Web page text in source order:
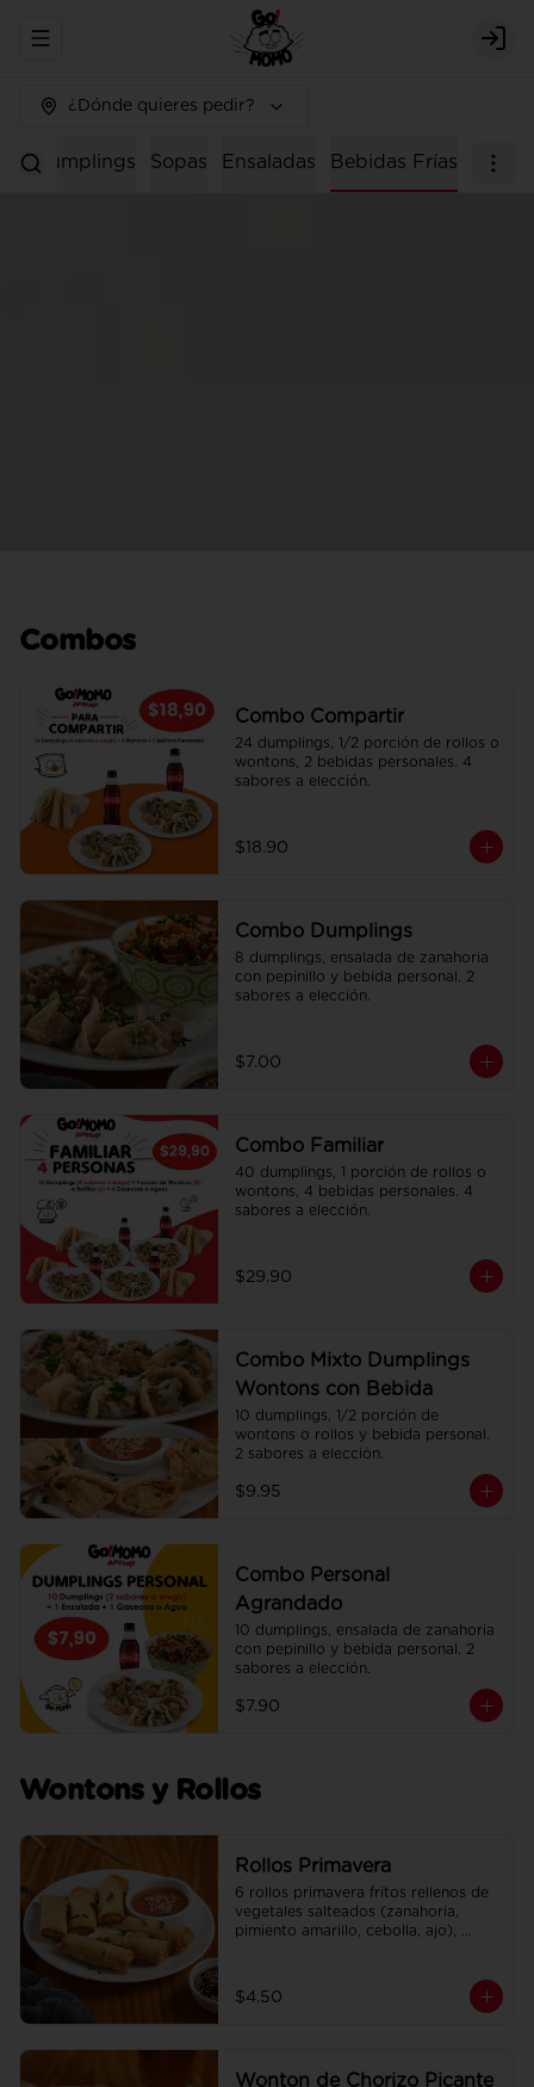
Abrir menu de navegación
¿Dónde quieres pedir?
Dumplings Sopas Ensaladas Bebidas Frías
Combos
Combo Compartir
24 dumplings, 1/2 porción de rollos o
wontons, 2 bebidas personales. 4
sabores a elección.
$18.90
Combo Dumplings
8 dumplings, ensalada de zanahoria
con pepinillo y bebida personal. 2
sabores a elección.
$7.00
Combo Familiar
40 dumplings, 1 porción de rollos o
wontons, 4 bebidas personales. 4
sabores a elección.
$29.90
Combo Mixto Dumplings
Wontons con Bebida
10 dumplings, 1/2 porción de
wontons o rollos y bebida personal.
2 sabores a elección.
$9.95
Combo Personal
Agrandado
10 dumplings, ensalada de zanahoria
con pepinillo y bebida personal. 2
sabores a elección.
$7.90
Wontons y Rollos
Rollos Primavera
6 rollos primavera fritos rellenos de
vegetales salteados (zanahoria,
pimiento amarillo, cebolla, ajo),
agridulce.
$4.50
Wonton de Chorizo Picante